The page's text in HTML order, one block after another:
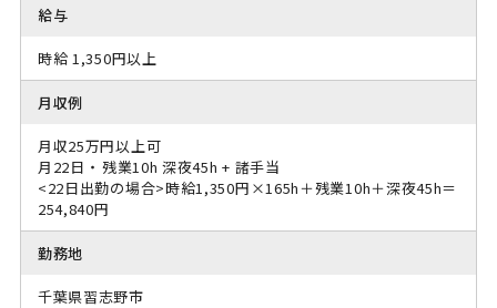
給与
時給 1,350円以上
月収例
月収25万円以上可
月22日 ・ 残業10h 深夜45h + 諸手当
<22日出勤の場合>時給1,350円×165h＋残業10h＋深夜45h＝
254,840円
勤務地
千葉県習志野市